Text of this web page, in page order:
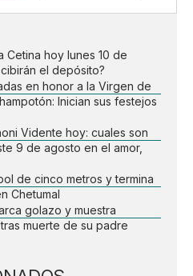
Cetina hoy lunes 10 de
el depósito?
en honor a la Virgen de
Inician sus festejos
Vidente hoy: cuales son
9 de agosto en el amor,
de cinco metros y termina
Chetumal
golazo y muestra
muerte de su padre